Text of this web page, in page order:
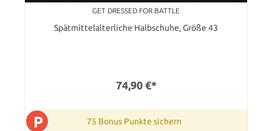
GET DRESSED FOR BATTLE
Spätmittelalterliche Halbschuhe, Größe 43
74,90 €*
P 75 Bonus Punkte sichern